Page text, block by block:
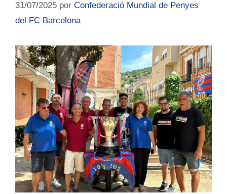
31/07/2025 por Confederació Mundial de Penyes
del FC Barcelona